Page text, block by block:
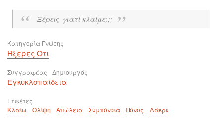
Ξέρεις, γιατί κλαίμε;;;
Κατηγορία Γνώσης
Ήξερες Ότι
Συγγραφέας - Δημιουργός
Εγκυκλοπαίδεια
Ετικέτες
Κλαίω
Θλίψη Απώλεια Συμπόνοια Πόνος Δάκρυ